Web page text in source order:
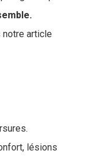
article
lésions